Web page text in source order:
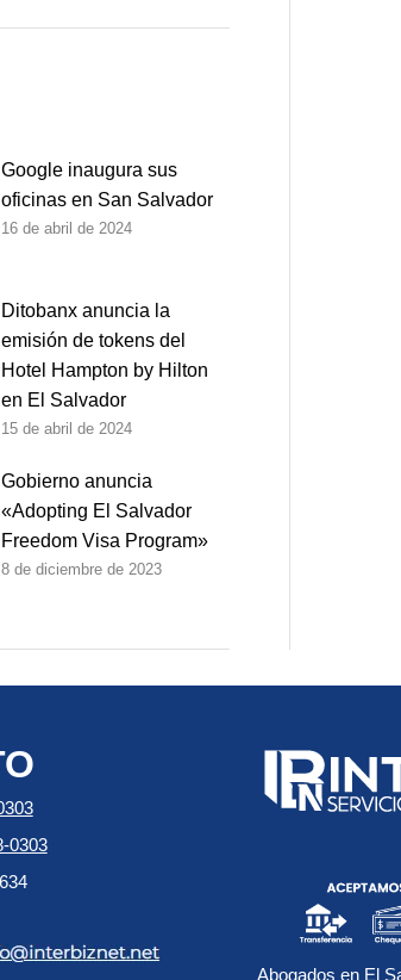
Google inaugura sus
oficinas en San Salvador
16 de abril de 2024
Ditobanx anuncia la
emisión de tokens del
Hotel Hampton by Hilton
en El Salvador
15 de abril de 2024
Gobierno anuncia
«Adopting El Salvador
Freedom Visa Program»
8 de diciembre de 2023
0303
Abogados en El